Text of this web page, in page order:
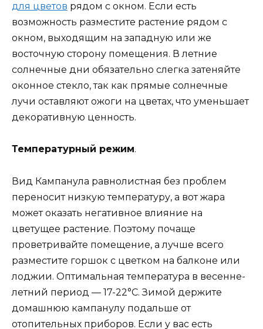
для цветов рядом с окном. Если есть
возможность разместите растение рядом с
окном, выходящим на западную или же
восточную сторону помещения. В летние
солнечные дни обязательно слегка затеняйте
оконное стекло, так как прямые солнечные
лучи оставляют ожоги на цветах, что уменьшает
декоративную ценность.
Температурный режим.
Вид Кампанула равнолистная без проблем
переносит низкую температуру, а вот жара
может оказать негативное влияние на
цветущее растение. Поэтому почаще
проветривайте помещение, а лучше всего
разместите горшок с цветком на балконе или
лоджии. Оптимальная температура в весенне-
летний период — 17-22°С. Зимой держите
домашнюю кампанулу подальше от
отопительных приборов. Если у вас есть